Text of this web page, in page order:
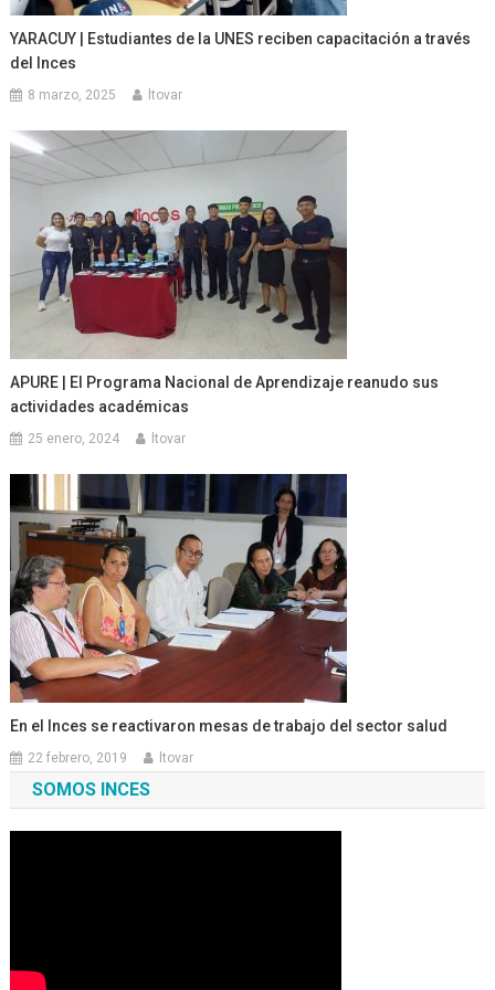
YARACUY | Estudiantes de la UNES reciben capacitación a través
del Inces
8 marzo, 2025 ltovar
APURE | El Programa Nacional de Aprendizaje reanudo sus
actividades académicas
25 enero, 2024 ltovar
En el Inces se reactivaron mesas de trabajo del sector salud
22 febrero, 2019 ltovar
SOMOS INCES